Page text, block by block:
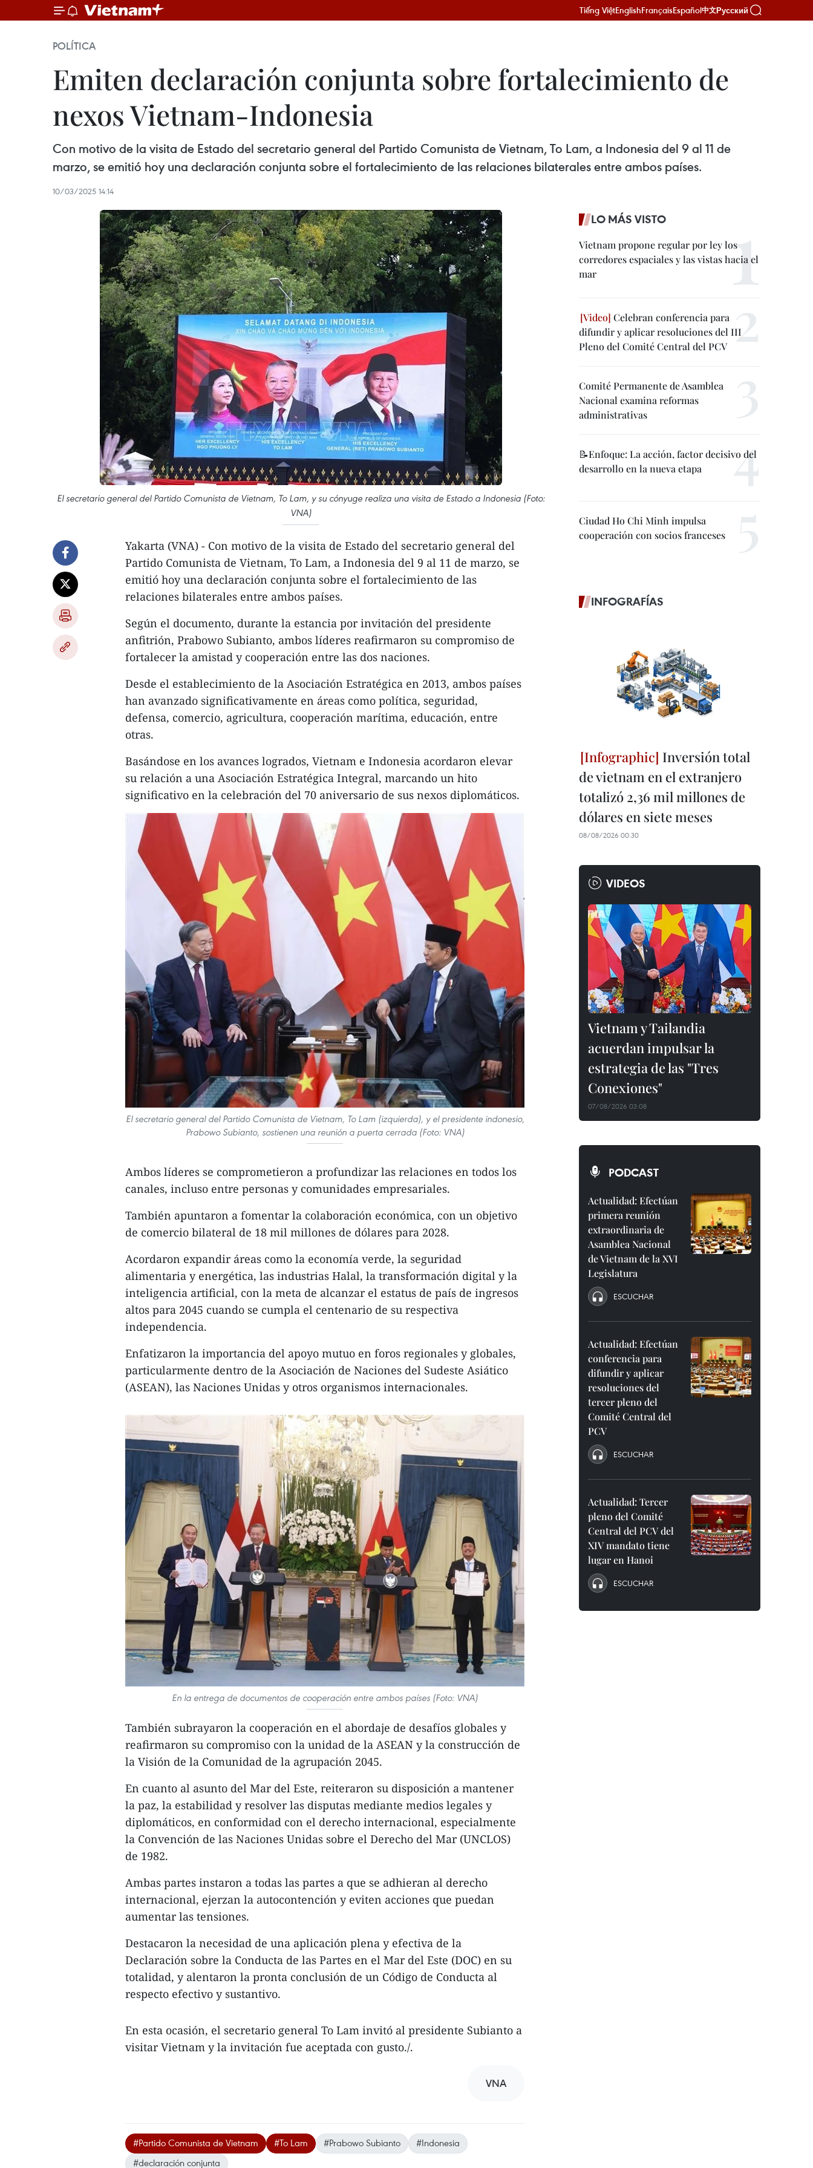
Tiếng ViệtEnglishFrançaisEspañol中文Русский
POLÍTICA
Emiten declaración conjunta sobre fortalecimiento de
nexos Vietnam-Indonesia
Con motivo de la visita de Estado del secretario general del Partido Comunista de Vietnam, To Lam, a Indonesia del 9 al 11 de
marzo, se emitió hoy una declaración conjunta sobre el fortalecimiento de las relaciones bilaterales entre ambos países.
10/03/2025 14:14
El secretario general del Partido Comunista de Vietnam, To Lam, y su cónyuge realiza una visita de Estado a Indonesia (Foto:
VNA)
Yakarta (VNA) - Con motivo de la visita de Estado del secretario general del
Partido Comunista de Vietnam, To Lam, a Indonesia del 9 al 11 de marzo, se
emitió hoy una declaración conjunta sobre el fortalecimiento de las
relaciones bilaterales entre ambos países.
Según el documento, durante la estancia por invitación del presidente
anfitrión, Prabowo Subianto, ambos líderes reafirmaron su compromiso de
fortalecer la amistad y cooperación entre las dos naciones.
Desde el establecimiento de la Asociación Estratégica en 2013, ambos países
han avanzado significativamente en áreas como política, seguridad,
defensa, comercio, agricultura, cooperación marítima, educación, entre
otras.
Basándose en los avances logrados, Vietnam e Indonesia acordaron elevar
su relación a una Asociación Estratégica Integral, marcando un hito
significativo en la celebración del 70 aniversario de sus nexos diplomáticos.
El secretario general del Partido Comunista de Vietnam, To Lam (izquierda), y el presidente indonesio,
Prabowo Subianto, sostienen una reunión a puerta cerrada (Foto: VNA)
Ambos líderes se comprometieron a profundizar las relaciones en todos los
canales, incluso entre personas y comunidades empresariales.
También apuntaron a fomentar la colaboración económica, con un objetivo
de comercio bilateral de 18 mil millones de dólares para 2028.
Acordaron expandir áreas como la economía verde, la seguridad
alimentaria y energética, las industrias Halal, la transformación digital y la
inteligencia artificial, con la meta de alcanzar el estatus de país de ingresos
altos para 2045 cuando se cumpla el centenario de su respectiva
independencia.
Enfatizaron la importancia del apoyo mutuo en foros regionales y globales,
particularmente dentro de la Asociación de Naciones del Sudeste Asiático
(ASEAN), las Naciones Unidas y otros organismos internacionales.
En la entrega de documentos de cooperación entre ambos países (Foto: VNA)
También subrayaron la cooperación en el abordaje de desafíos globales y
reafirmaron su compromiso con la unidad de la ASEAN y la construcción de
la Visión de la Comunidad de la agrupación 2045.
En cuanto al asunto del Mar del Este, reiteraron su disposición a mantener
la paz, la estabilidad y resolver las disputas mediante medios legales y
diplomáticos, en conformidad con el derecho internacional, especialmente
la Convención de las Naciones Unidas sobre el Derecho del Mar (UNCLOS)
de 1982.
Ambas partes instaron a todas las partes a que se adhieran al derecho
internacional, ejerzan la autocontención y eviten acciones que puedan
aumentar las tensiones.
Destacaron la necesidad de una aplicación plena y efectiva de la
Declaración sobre la Conducta de las Partes en el Mar del Este (DOC) en su
totalidad, y alentaron la pronta conclusión de un Código de Conducta al
respecto efectivo y sustantivo.
En esta ocasión, el secretario general To Lam invitó al presidente Subianto a
visitar Vietnam y la invitación fue aceptada con gusto./.
VNA
#Partido Comunista de Vietnam #To Lam #Prabowo Subianto
#Indonesia
#declaración conjunta
LO MÁS VISTO
Vietnam propone regular por ley los
corredores espaciales y las vistas hacia el
mar
Celebran conferencia para
difundir y aplicar resoluciones del III
Pleno del Comité Central del PCV
Comité Permanente de Asamblea
Nacional examina reformas
administrativas
📝Enfoque: La acción, factor decisivo del
desarrollo en la nueva etapa
Ciudad Ho Chi Minh impulsa
cooperación con socios franceses
INFOGRAFÍAS
Inversión total
de vietnam en el extranjero
totalizó 2,36 mil millones de
dólares en siete meses
08/08/2026 00:30
VIDEOS
Vietnam y Tailandia
acuerdan impulsar la
estrategia de las "Tres
Conexiones"
07/08/2026 03:08
PODCAST
Actualidad: Efectúan
primera reunión
extraordinaria de
Asamblea Nacional
de Vietnam de la XVI
Legislatura
ESCUCHAR
Actualidad: Efectúan
conferencia para
difundir y aplicar
resoluciones del
tercer pleno del
Comité Central del
PCV
ESCUCHAR
Actualidad: Tercer
pleno del Comité
Central del PCV del
XIV mandato tiene
lugar en Hanoi
ESCUCHAR